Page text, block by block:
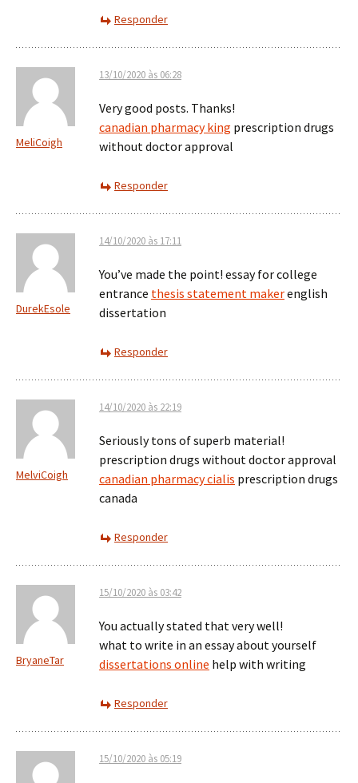
Responder
MeliCoigh
13/10/2020 às 06:28
Very good posts. Thanks!
canadian pharmacy king prescription drugs
without doctor approval
Responder
DurekEsole
14/10/2020 às 17:11
You’ve made the point! essay for college
entrance thesis statement makerenglish
dissertation
Responder
MelviCoigh
14/10/2020 às 22:19
Seriously tons of superb material!
prescription drugs without doctor approval
canadian pharmacy cialis prescription drugs
canada
Responder
BryaneTar
15/10/2020 às 03:42
You actually stated that very well!
what to write in an essay about yourself
dissertations online help with writing
Responder
15/10/2020 às 05:19